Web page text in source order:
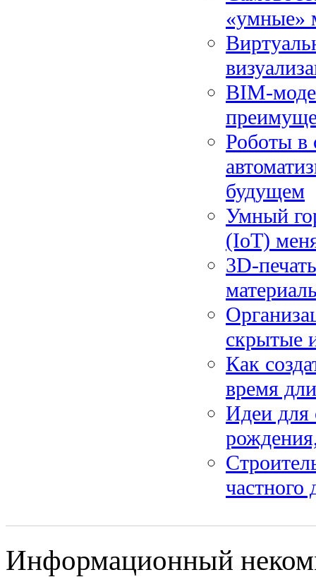
«умные»
BIM-
Роботы в
будущем
Умный
(IoT)
3D-
скрытые
Как
время
Идеи для
частного
Информационный